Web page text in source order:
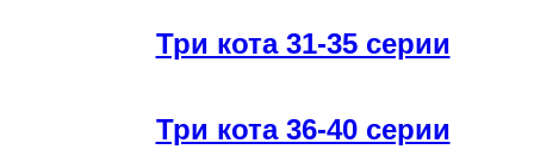
Три кота 31-35 серии
Три кота 36-40 серии